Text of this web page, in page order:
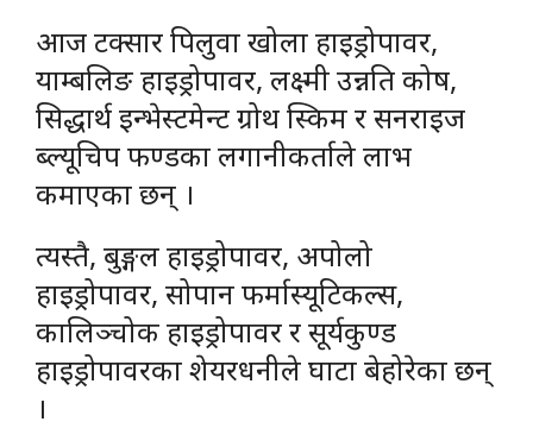
आज टक्सार पिलुवा खोला हाइड्रोपावर,
याम्बलिङ हाइड्रोपावर, लक्ष्मी उन्नति कोष,
सिद्धार्थ इन्भेस्टमेन्ट ग्रोथ स्किम र सनराइज
ब्ल्यूचिप फण्डका लगानीकर्ताले लाभ
कमाएका छन् ।
त्यस्तै, बुङ्गल हाइड्रोपावर, अपोलो
हाइड्रोपावर, सोपान फर्मास्यूटिकल्स,
कालिञ्चोक हाइड्रोपावर र सूर्यकुण्ड
हाइड्रोपावरका शेयरधनीले घाटा बेहोरेका छन्
।